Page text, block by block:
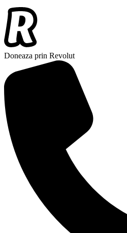
Doneaza prin Revolut